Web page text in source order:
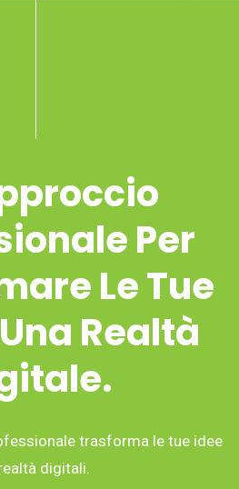
Per
Le Tue
Realtà
trasforma le tue idee
digitali.